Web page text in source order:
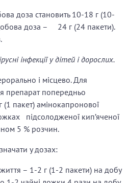
доза становить 10-18 г (10-
доза – 24 г (24 пакети).
інфекції у дітей і дорослих.
і місцево. Для
препарат попередньо
(1 пакет) амінокапронової
підсолодженої кип’яченої
5 % розчин.
у дозах:
– 1-2 г (1-2 пакети) на добу